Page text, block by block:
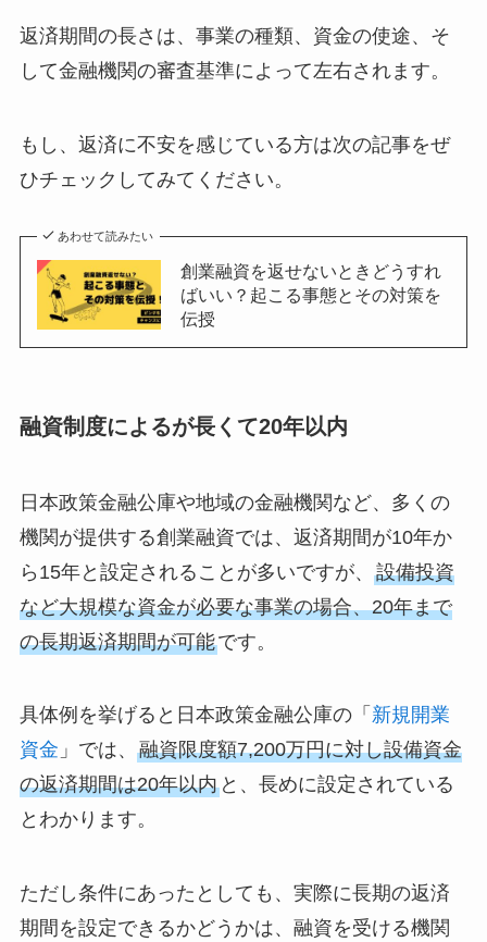
返済期間の長さは、事業の種類、資金の使途、そ
して金融機関の審査基準によって左右されます。
もし、返済に不安を感じている方は次の記事をぜ
ひチェックしてみてください。
あわせて読みたい
創業融資を返せないときどうすれ
ばいい？起こる事態とその対策を
伝授
融資制度によるが長くて20年以内
日本政策金融公庫や地域の金融機関など、多くの
機関が提供する創業融資では、返済期間が10年か
ら15年と設定されることが多いですが、 設備投資
など大規模な資金が必要な事業の場合、20年まで
の長期返済期間が可能です。
具体例を挙げると日本政策金融公庫の「 新規開業
資金 」では、 融資限度額7,200万円に対し設備資金
の返済期間は20年以内と、長めに設定されている
とわかります。
ただし条件にあったとしても、実際に長期の返済
期間を設定できるかどうかは、融資を受ける機関